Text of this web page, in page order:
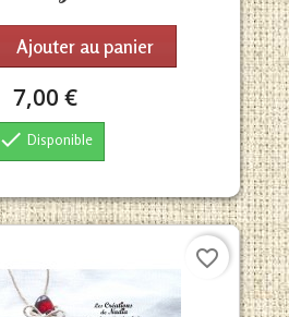
Ajouter au panier
7,00 €
 Disponible
favorite_border